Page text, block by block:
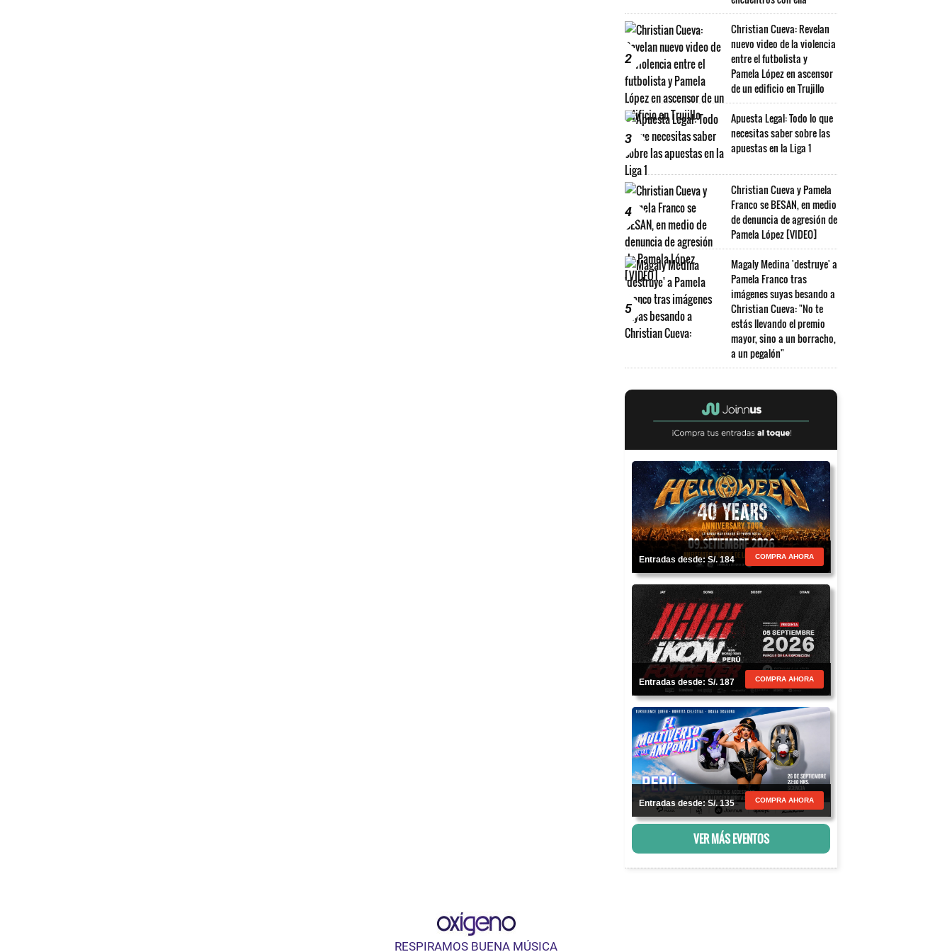
2
Christian Cueva: Revelan
nuevo video de la violencia
entre el futbolista y
Pamela López en ascensor
de un edificio en Trujillo
3
Apuesta Legal: Todo lo que
necesitas saber sobre las
apuestas en la Liga 1
4
Christian Cueva y Pamela
Franco se BESAN, en medio
de denuncia de agresión de
Pamela López [VIDEO]
5
Magaly Medina 'destruye' a
Pamela Franco tras
imágenes suyas besando a
Christian Cueva: "No te
estás llevando el premio
mayor, sino a un borracho,
a un pegalón"
Entradas desde: S/. 184 COMPRA AHORA
Entradas desde: S/. 187 COMPRA AHORA
Entradas desde: S/. 135 COMPRA AHORA
VER MÁS EVENTOS
RESPIRAMOS BUENA MÚSICA